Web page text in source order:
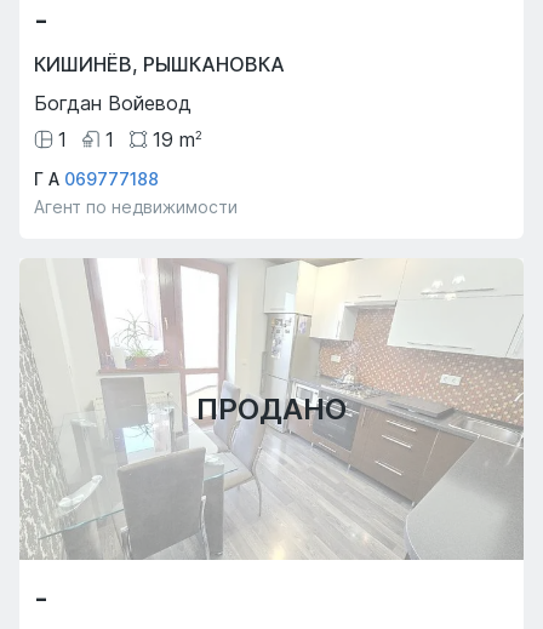
-
КИШИНЁВ, РЫШКАНОВКА
Богдан Войевод
1
1 19 m2
Г А 069777188
Агент по недвижимости
ПРОДАНО
-